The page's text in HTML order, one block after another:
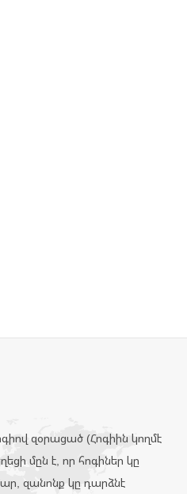
զօրացած (Հոգիին կողմէ
մըն է, որ հոգիներ կը
զանոնք կը դարձնէ